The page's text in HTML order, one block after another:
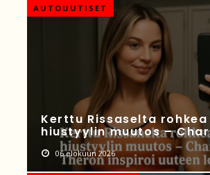
AUTOUUTISET
Kerttu Rissaselta rohkea
hiustyylin muutos –
06 elokuun 2026